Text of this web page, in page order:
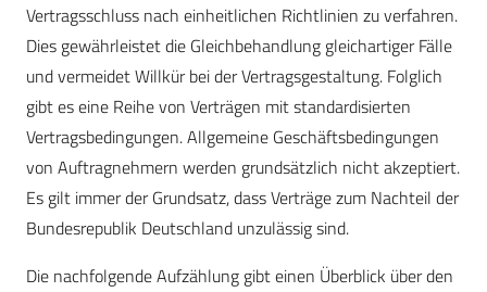
Vertragsschluss nach einheitlichen Richtlinien zu verfahren.
Dies gewährleistet die Gleichbehandlung gleichartiger Fälle
und vermeidet Willkür bei der Vertragsgestaltung. Folglich
gibt es eine Reihe von Verträgen mit standardisierten
Vertragsbedingungen. Allgemeine Geschäftsbedingungen
von Auftragnehmern werden grundsätzlich nicht akzeptiert.
Es gilt immer der Grundsatz, dass Verträge zum Nachteil der
Bundesrepublik Deutschland unzulässig sind.
Die nachfolgende Aufzählung gibt einen Überblick über den